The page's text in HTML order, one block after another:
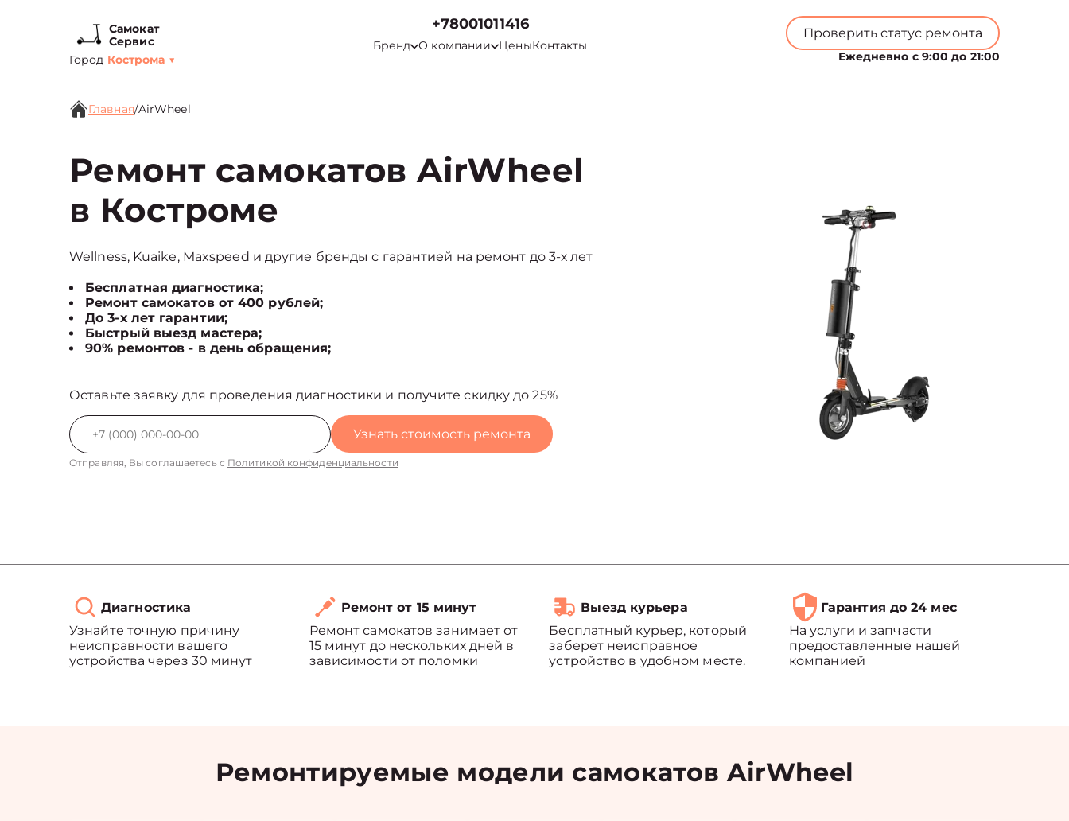
Самокат
Сервис
Город Кострома ▼
+78001011416
Бренд О компании ЦеныКонтакты
Проверить статус ремонта
Ежедневно с 9:00 до 21:00
Главная/AirWheel
Ремонт самокатов AirWheel
в Костроме
Wellness, Kuaike, Maxspeed и другие бренды с гарантией на ремонт до 3-х лет
Бесплатная диагностика;
Ремонт самокатов от 400 рублей;
До 3-х лет гарантии;
Быстрый выезд мастера;
90% ремонтов - в день обращения;
Оставьте заявку для проведения диагностики и получите скидку до 25%
Узнать стоимость ремонта
Отправляя, Вы соглашаетесь с Политикой конфиденциальности
Диагностика
Узнайте точную причину
неисправности вашего
устройства через 30 минут
Ремонт от 15 минут
Ремонт самокатов занимает от
15 минут до нескольких дней в
зависимости от поломки
Выезд курьера
Бесплатный курьер, который
заберет неисправное
устройство в удобном месте.
Гарантия до 24 мес
На услуги и запчасти
предоставленные нашей
компанией
Ремонтируемые модели самокатов AirWheel